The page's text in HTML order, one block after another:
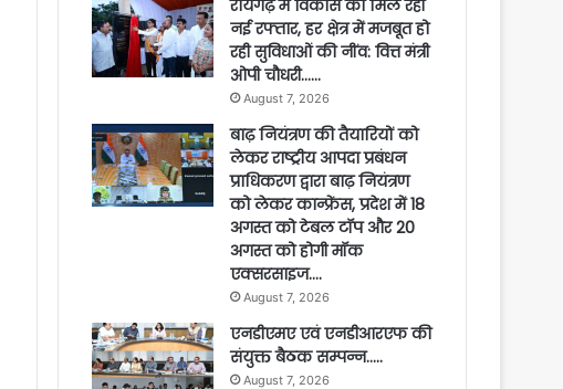
रायगढ़ में विकास को मिल रही
नई रफ्तार, हर क्षेत्र में मजबूत हो
रही सुविधाओं की नींव: वित्त मंत्री
ओपी चौधरी……
August 7, 2026
बाढ़ नियंत्रण की तैयारियों को
लेकर राष्ट्रीय आपदा प्रबंधन
प्राधिकरण द्वारा बाढ़ नियंत्रण
को लेकर कान्फ्रेंस, प्रदेश में 18
अगस्त को टेबल टॉप और 20
अगस्त को होगी मॉक
एक्सरसाइज….
August 7, 2026
एनडीएमए एवं एनडीआरएफ की
संयुक्त बैठक सम्पन्न…..
August 7, 2026